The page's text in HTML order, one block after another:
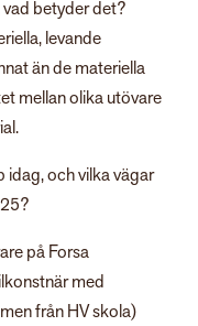
betyder det?
levande
än de materiella
mellan olika utövare
idag, och vilka vägar
på Forsa
med
från HV skola)